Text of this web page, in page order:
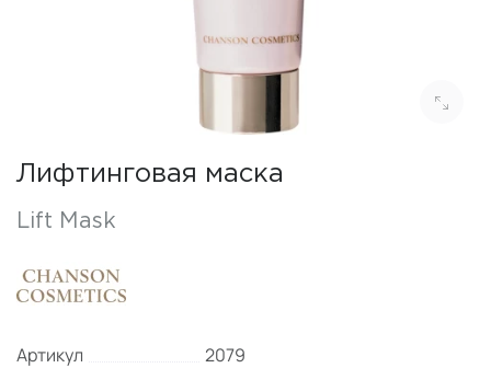
Лифтинговая маска
Lift Mask
Артикул
2079